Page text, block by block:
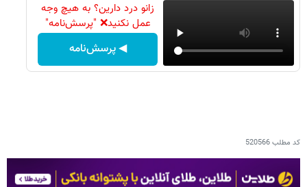
زانو درد دارین؟ به هیچ وجه
عمل نکنید❌ "پرسش‌نامه"
◀ پرسش‌نامه
کد مطلب520566